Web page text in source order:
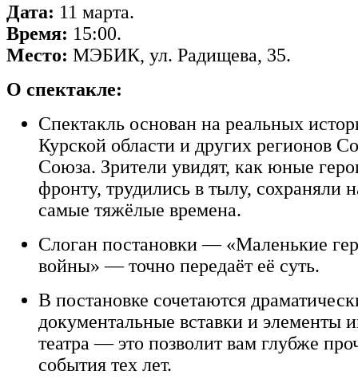
Дата: 11 марта.
Время: 15:00.
Место: МЭБИК, ул. Радищева, 35.
О спектакле:
Спектакль основан на реальных
Курской области и других регионов
Союза. Зрители увидят, как юные
фронту, трудились в тылу, сохраняли
самые тяжёлые времена.
Слоган постановки— «Маленькие
войны» — точно передаётеё суть.
В постановке сочетаются
документальные вставки и элементы
театра — это позволитвам глубже
события тех лет.